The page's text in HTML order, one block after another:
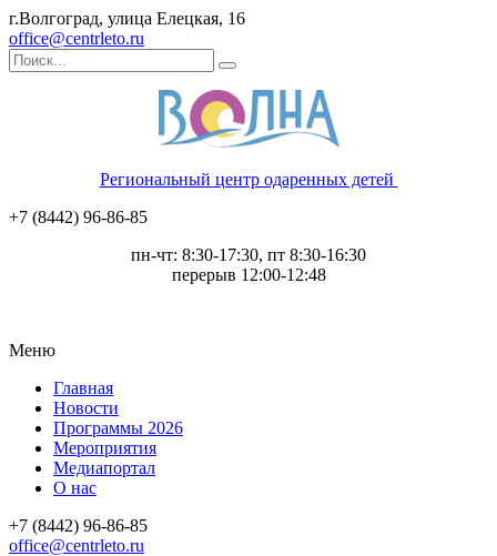
г.Волгоград, улица Елецкая, 16
office@centrleto.ru
Региональный центр одаренных детей
+7 (8442) 96-86-85
пн-чт: 8:30-17:30, пт 8:30-16:30
перерыв 12:00-12:48
Меню
Главная
Новости
Программы 2026
Мероприятия
Медиапортал
О нас
+7 (8442) 96-86-85
office@centrleto.ru